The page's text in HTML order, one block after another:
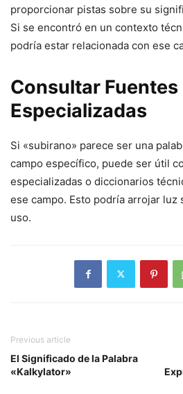
proporcionar pistas sobre su
Si se encontró en un contexto
podría estar relacionada con ese
Consultar Fuentes
Especializadas
Si «subirano» parece ser una
campo específico, puede ser útil
especializadas o diccionarios
ese campo. Esto podría arrojar
uso.
Previous article
El Significado de la Palabra
«Kalkylator»